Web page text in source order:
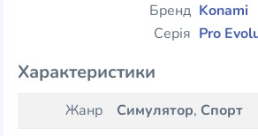
Бренд Konami
Серія Pro
Характеристики
Жанр Симулятор, Спорт